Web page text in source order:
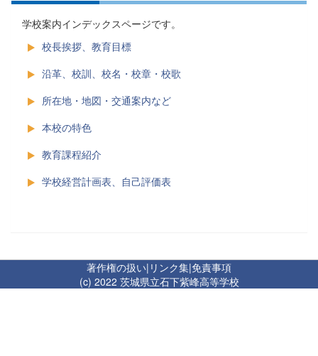
学校案内インデックスページです。
校長挨拶、教育目標
沿革、校訓、校名・校章・校歌
所在地・地図・交通案内など
本校の特色
教育課程紹介
学校経営計画表、自己評価表
著作権の扱い| リンク集|免責事項
(c) 2022 茨城県立石下紫峰高等学校